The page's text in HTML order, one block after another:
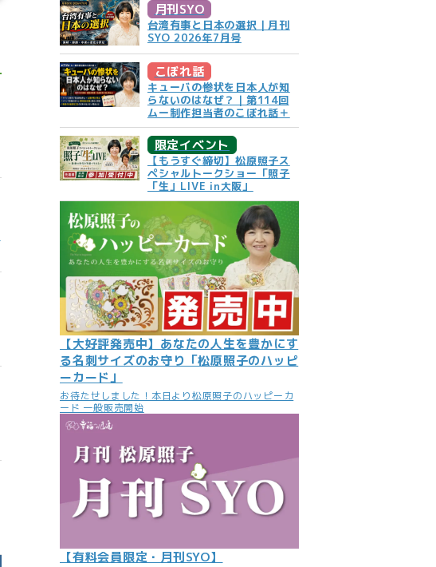
月刊SYO
台湾有事と日本の選択｜月刊
SYO 2026年7月号
こぼれ話
キューバの惨状を日本人が知
らないのはなぜ？｜第114回
ムー制作担当者のこぼれ話＋
限定イベント
【もうすぐ締切】松原照子ス
ペシャルトークショー「照子
「生」LIVE in大阪」
【大好評発売中】あなたの人生を豊かにす
る名刺サイズのお守り「松原照子のハッピ
ーカード」
お待たせしました！本日より松原照子のハッピーカ
ード 一般販売開始
【有料会員限定・月刊SYO】